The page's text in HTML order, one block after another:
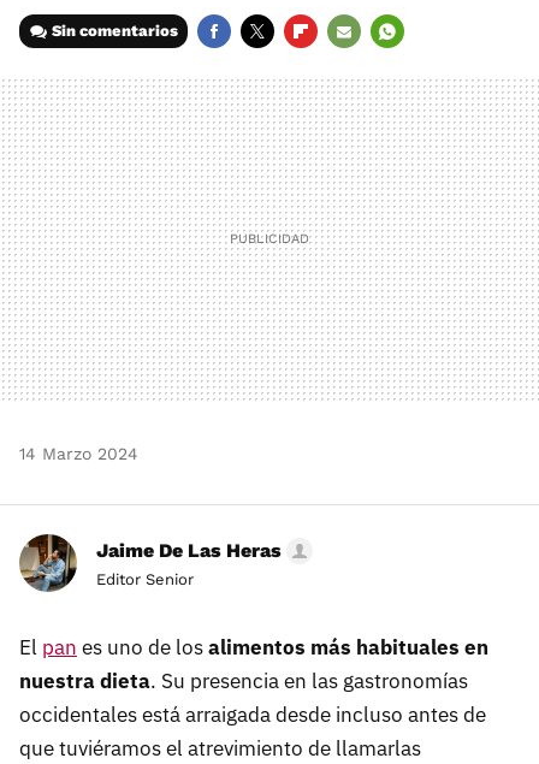
Sin comentarios
MAIL
14 Marzo 2024
Jaime De Las Heras
Editor Senior
El pan es uno de losalimentos más habituales en
nuestra dieta. Su presencia en las gastronomías
occidentales está arraigada desde incluso antes de
que tuviéramos el atrevimiento de llamarlas